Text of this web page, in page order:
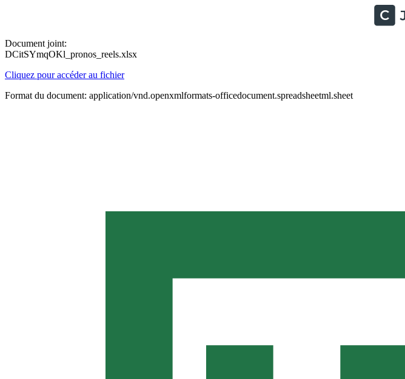
Document joint:
DCitSYmqOKl_pronos_reels.xlsx
Cliquez pour accéder au fichier
Format du document: application/vnd.openxmlformats-officedocument.spreadsheetml.sheet